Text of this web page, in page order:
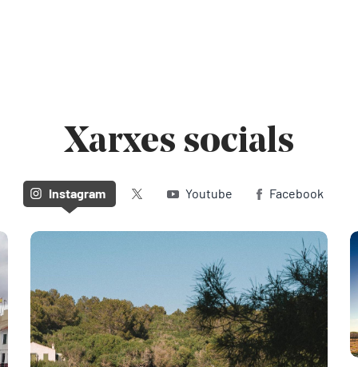
Xarxes socials
Instagram Twitter (X)Youtube Facebook